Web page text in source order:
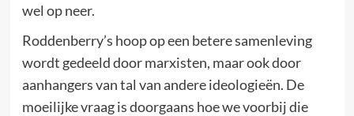
wel op neer.
Roddenberry’s hoop op een betere samenleving
wordt gedeeld door marxisten, maar ook door
aanhangers van tal van andere ideologieën. De
moeilijke vraag is doorgaans hoe we voorbij die